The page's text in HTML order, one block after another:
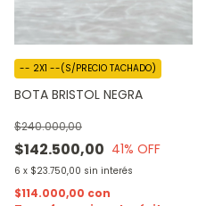
BOTA BRISTOL NEGRA
$142.500,00
$240.000,00
41% OFF
6 x $23.750,00 sin interés
-- 2X1 --(S/PRECIO TACHADO)
$114.000,00 con